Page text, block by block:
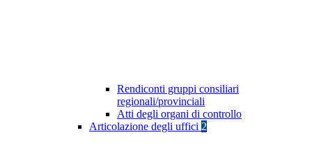
Rendiconti gruppi consiliari
regionali/provinciali
Atti degli organi di controllo
Articolazione degli uffici 2